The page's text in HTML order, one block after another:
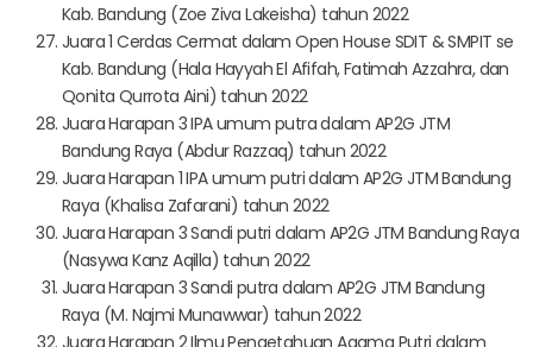
Kab. Bandung (Zoe Ziva Lakeisha) tahun 2022
Juara 1 Cerdas Cermat dalam Open House SDIT & SMPIT se
Kab. Bandung (Hala Hayyah El Afifah, Fatimah Azzahra, dan
Qonita Qurrota Aini) tahun 2022
Juara Harapan 3 IPA umum putra dalam AP2G JTM
Bandung Raya (Abdur Razzaq) tahun 2022
Juara Harapan 1 IPA umum putri dalam AP2G JTM Bandung
Raya (Khalisa Zafarani) tahun 2022
Juara Harapan 3 Sandi putri dalam AP2G JTM Bandung Raya
(Nasywa Kanz Aqilla) tahun 2022
Juara Harapan 3 Sandi putra dalam AP2G JTM Bandung
Raya (M. Najmi Munawwar) tahun 2022
Juara Harapan 2 Ilmu Pengetahuan Agama Putri dalam